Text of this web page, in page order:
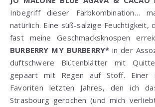
Inbegriff dieser Farbkombination…
natürlich. Eine süß-salzige Feuchtigkeit,
fast meine Geschmacksknospen
BURBERRY MY BURBERRY* in der
duftschwere Blütenblätter mit
gepaart mit Regen auf Stoff. Einer
Favoriten letzten Jahres, den ich
Strasbourg gerochen (und mich